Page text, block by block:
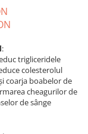
:
trigliceridele
colesterolul
coarja boabelor de
cheagurilor de
de sânge